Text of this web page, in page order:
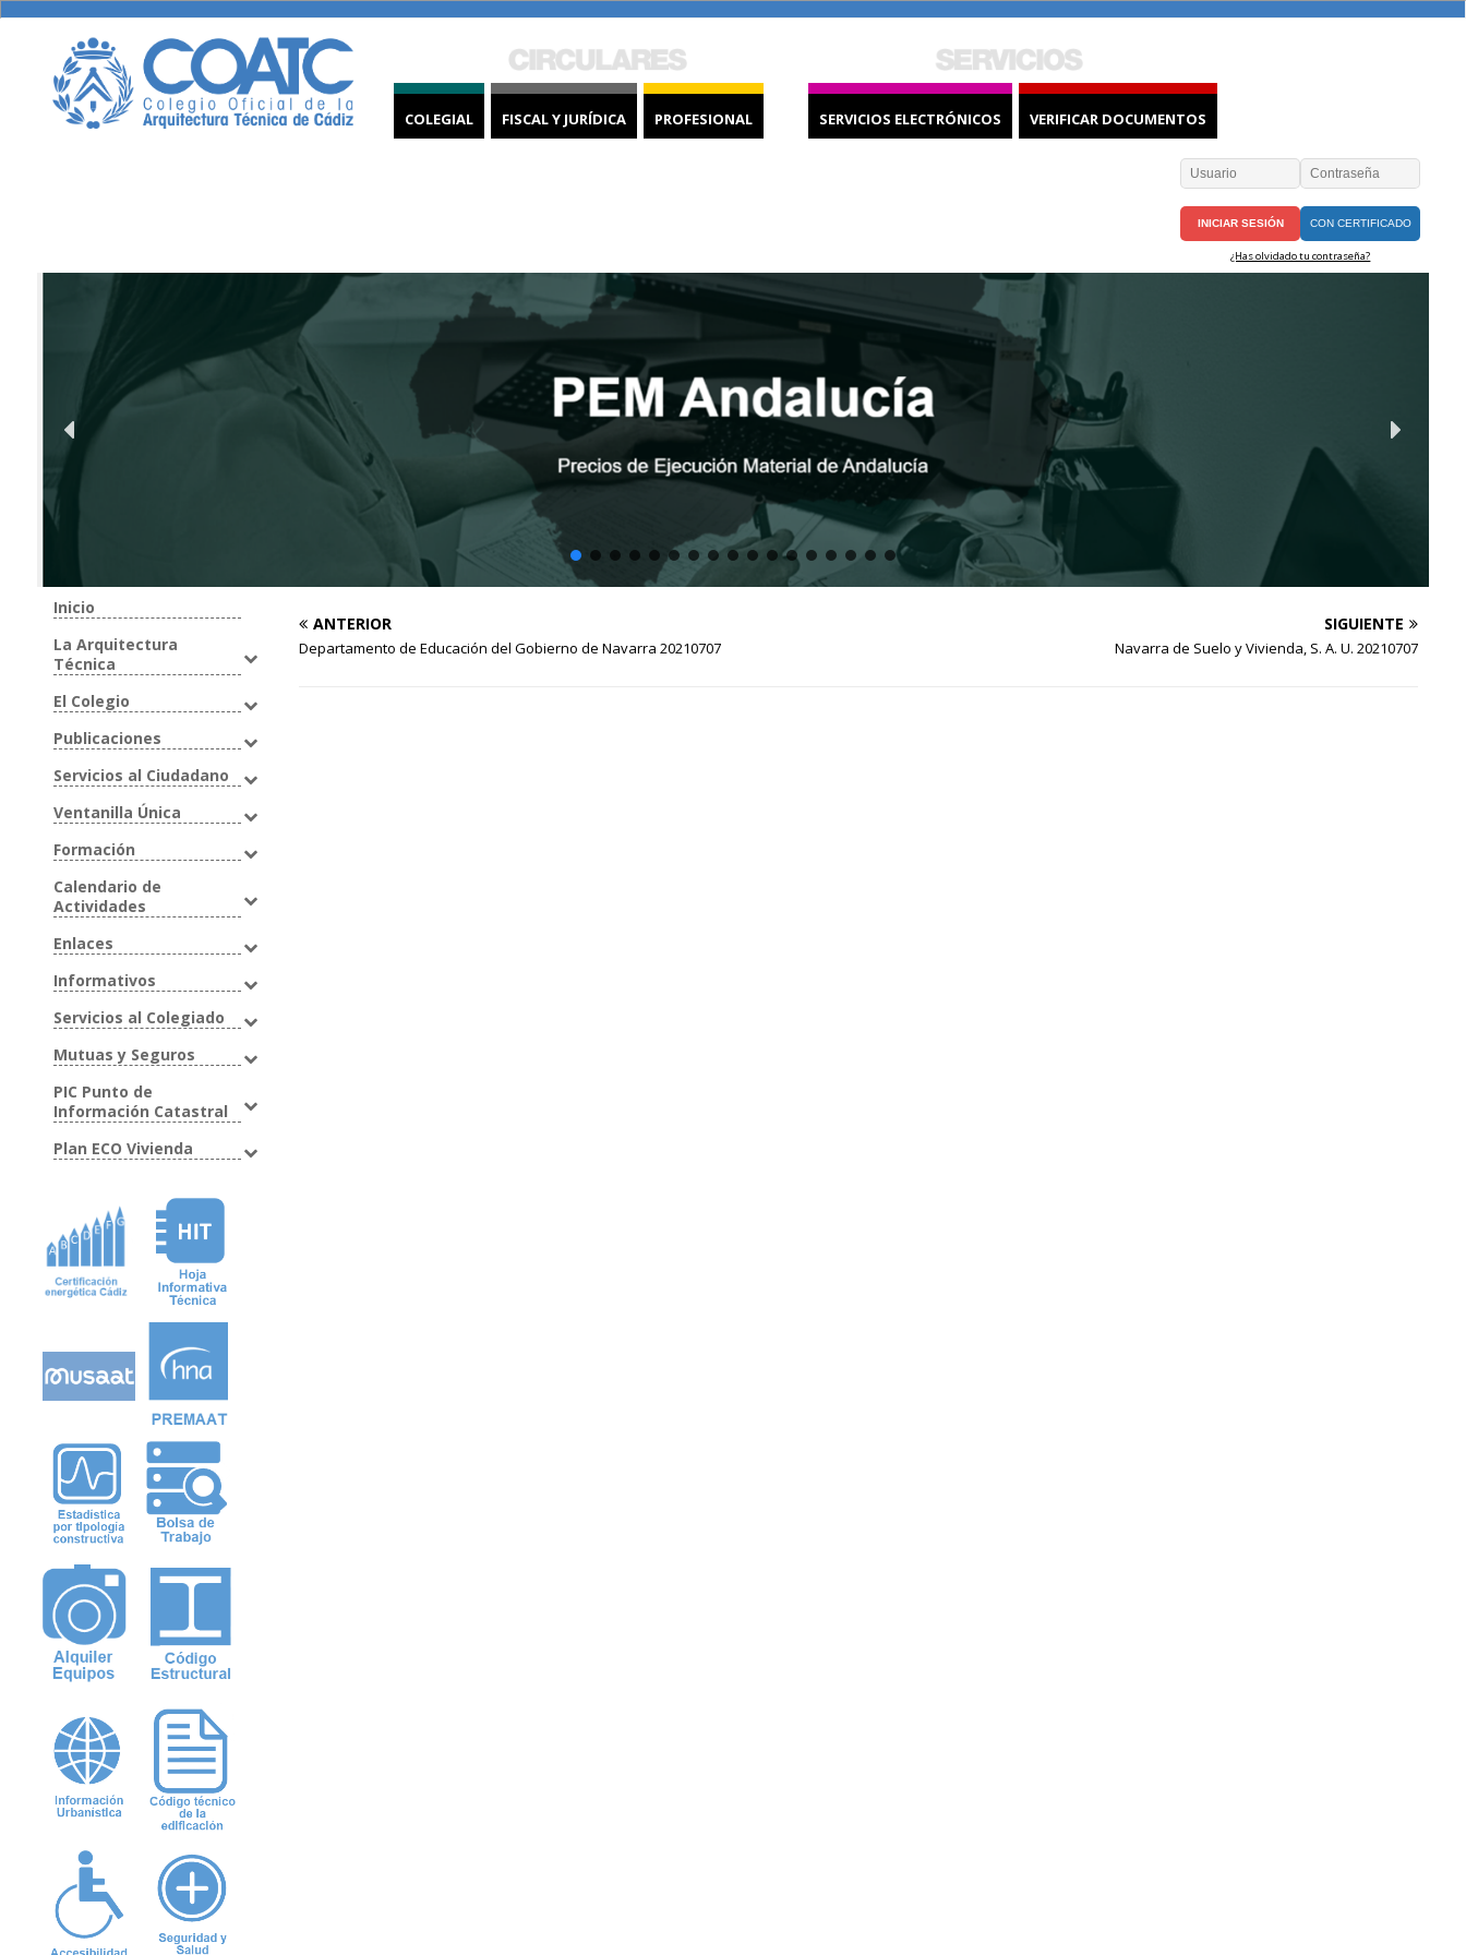
COLEGIAL FISCAL Y JURÍDICA PROFESIONAL SERVICIOS ELECTRÓNICOS VERIFICAR DOCUMENTOS
CON CERTIFICADO
¿Has olvidado tu contraseña?
ANTERIOR
Departamento de Educación del Gobierno de Navarra 20210707
SIGUIENTE
Navarra de Suelo y Vivienda, S. A. U. 20210707
Inicio
La Arquitectura
Técnica
El Colegio
Publicaciones
Servicios al Ciudadano
Ventanilla Única
Formación
Calendario de
Actividades
Enlaces
Informativos
Servicios al Colegiado
Mutuas y Seguros
PIC Punto de
Información Catastral
Plan ECO Vivienda